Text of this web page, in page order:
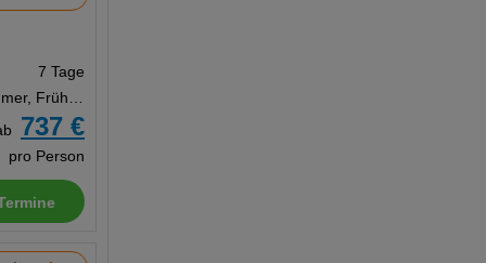
7 Tage
Doppelzimmer, Frühstück
737 €
pro Person